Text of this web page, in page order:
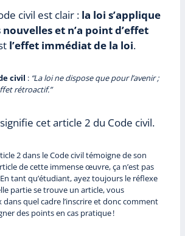
civil est clair : la loi s’applique
et n’a point d’effet
l’effet immédiat de la loi.
civil : “La loi ne dispose que pour l’avenir ;
rétroactif.”
cet article 2 du Code civil.
2 dans le Code civil témoigne de son
de cette immense œuvre, ça n’est pas
tant qu’étudiant, ayez toujours le réflexe
partie se trouve un article, vous
quel cadre l’inscrire et donc comment
des points en cas pratique !